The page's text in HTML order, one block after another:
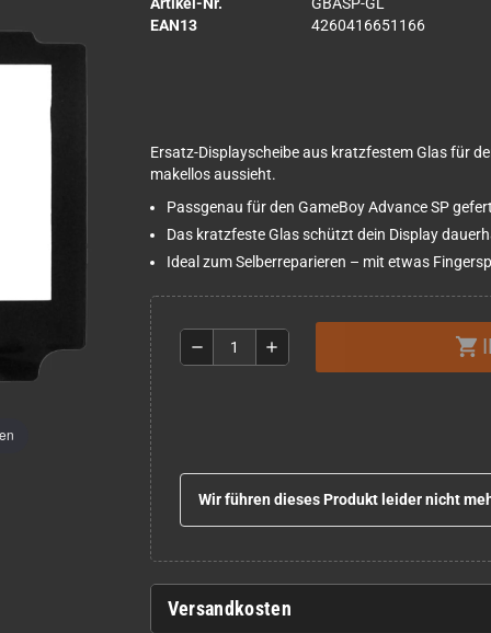
Artikel-Nr.
GBASP-GL
EAN13
4260416651166
Ersatz-Displayscheibe aus kratzfestem Glas für
makellos aussieht.
Passgenau für den GameBoy Advance SP
Das kratzfeste Glas schützt dein Display
Ideal zum Selberreparieren – mit etwas
remove add shopping_cart
Wir führen dieses Produkt leider nicht
Versandkosten